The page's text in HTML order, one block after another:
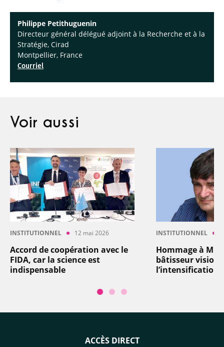
Philippe Petithuguenin
Directeur général délégué adjoint à la Recherche et à la
Stratégie, Cirad
Montpellier, France
Courriel
Voir aussi
INSTITUTIONNEL 12 mai 2026
Accord de coopération avec le
FIDA, car la science est
indispensable
INSTITUTIONNEL
Hommage à
bâtisseur
l’intensification
ACCÈS DIRECT